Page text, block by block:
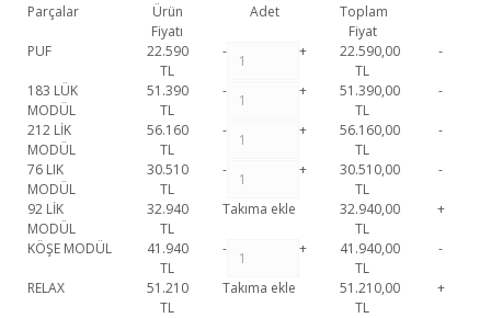
Parçalar
Ürün
Fiyatı
Adet
Toplam
Fiyat
PUF
22.590
TL
- +
22.590,00
TL
-
183 LÜK
MODÜL
51.390
TL
- +
51.390,00
TL
-
212 LİK
MODÜL
56.160
TL
- +
56.160,00
TL
-
76 LIK
MODÜL
30.510
TL
- +
30.510,00
TL
-
92 LİK
MODÜL
32.940
TL
Takıma ekle
32.940,00
TL
+
KÖŞE MODÜL
41.940
TL
- +
41.940,00
TL
-
RELAX
51.210
TL
Takıma ekle
51.210,00
TL
+